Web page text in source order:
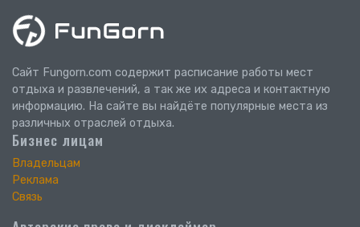
Сайт Fungorn.com содержит расписание работы мест
отдыха и развлечений, а так же их адреса и контактную
информацию. На сайте вы найдёте популярные места из
различных отраслей отдыха.
Бизнес лицам
Владельцам
Реклама
Связь